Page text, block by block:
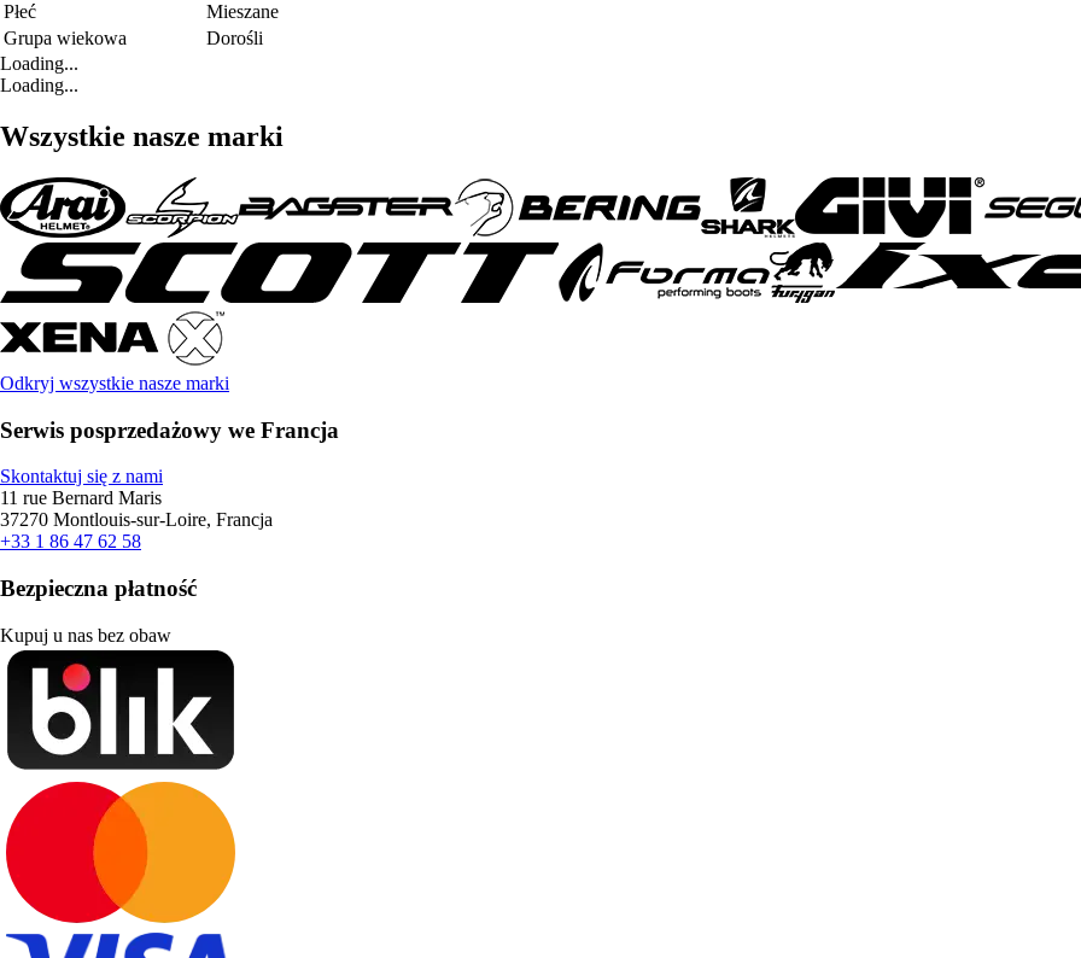
Płeć
Mieszane
Grupa wiekowa
Dorośli
Loading...
Loading...
Wszystkie nasze marki
Odkryj wszystkie nasze marki
Serwis posprzedażowy we Francja
Skontaktuj się z nami
11 rue Bernard Maris
37270 Montlouis-sur-Loire, Francja
+33 1 86 47 62 58
Bezpieczna płatność
Kupuj u nas bez obaw